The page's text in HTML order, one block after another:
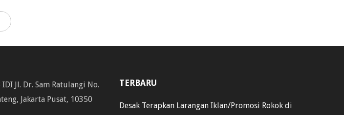
IDI Jl. Dr. Sam Ratulangi No.
Jakarta Pusat, 10350
TERBARU
Desak Terapkan Larangan Iklan/Promosi Rokok di